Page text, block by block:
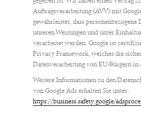
Auftragsverarbeitung (AVV) mit
gewährleistet, dass personenbezogene
unseren Weisungen und unter
verarbeitet werden. Google ist
Privacy Framework, welches die
Datenverarbeitung von EU-Bürgern in
Weitere Informationen zu den
von Google Ads erhalten Sie unter:
https://business.safety.google/